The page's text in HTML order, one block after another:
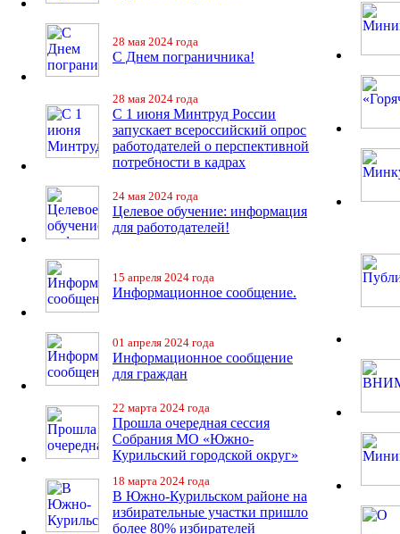
28 мая 2024 года
С Днем пограничника!
28 мая 2024 года
С 1 июня Минтруд России
запускает всероссийский опрос
работодателей о перспективной
потребности в кадрах
24 мая 2024 года
Целевое обучение: информация
для работодателей!
15 апреля 2024 года
Информационное сообщение.
01 апреля 2024 года
Информационное сообщение
для граждан
22 марта 2024 года
Прошла очередная сессия
Собрания МО «Южно-
Курильский городской округ»
18 марта 2024 года
В Южно-Курильском районе на
избирательные участки пришло
более 80% избирателей